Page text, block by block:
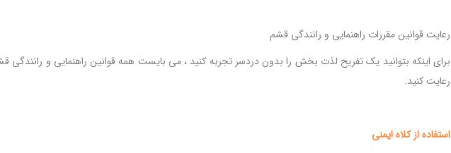
رعایت قوانین مقررات راهنمایی و رانندگی قشم
برای اینکه بتوانید یک تفریح لذت بخش را بدون دردسر تجربه کنید ، می بایست همه قوانین راهنمایی و رانندگی
رعایت کنید.
استفادهاز کلاهایمنی